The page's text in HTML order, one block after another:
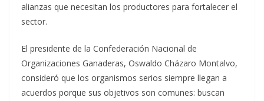
alianzas que necesitan los productores para fortalecer el
sector.
El presidente de la Confederación Nacional de
Organizaciones Ganaderas, Oswaldo Cházaro Montalvo,
consideró que los organismos serios siempre llegan a
acuerdos porque sus objetivos son comunes: buscan